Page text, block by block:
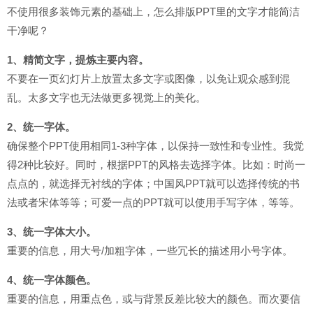
不使用很多装饰元素的基础上，怎么排版PPT里的文字才能简洁
干净呢？
1、精简文字，提炼主要内容。
不要在一页幻灯片上放置太多文字或图像，以免让观众感到混
乱。太多文字也无法做更多视觉上的美化。
2、统一字体。
确保整个PPT使用相同1-3种字体，以保持一致性和专业性。我觉
得2种比较好。同时，根据PPT的风格去选择字体。比如：时尚一
点点的，就选择无衬线的字体；中国风PPT就可以选择传统的书
法或者宋体等等；可爱一点的PPT就可以使用手写字体，等等。
3、统一字体大小。
重要的信息，用大号/加粗字体，一些冗长的描述用小号字体。
4、 统一字体颜色。
重要的信息，用重点色，或与背景反差比较大的颜色。而次要信